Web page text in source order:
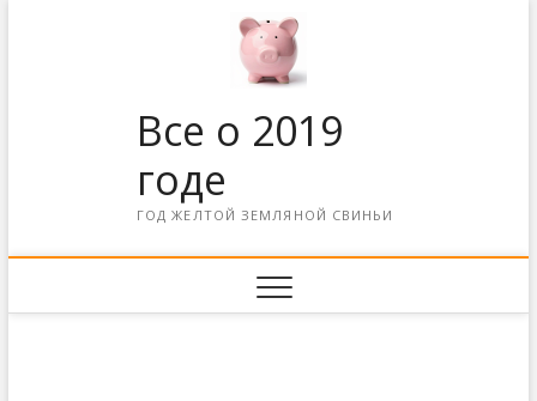
Все о 2019
годе
ГОД ЖЕЛТОЙ ЗЕМЛЯНОЙ СВИНЬИ